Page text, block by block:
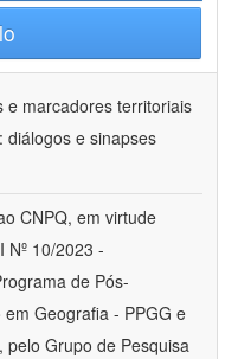
e marcadores territoriais
e sinapses
CNPQ, em virtude
Nº 10/2023 -
de Pós-
Geografia - PPGG e
pelo Grupo de Pesquisa